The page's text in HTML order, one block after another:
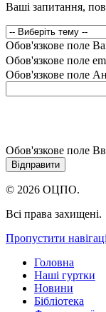
Ваші запитання,
Обов'язкове поле
Обов'язкове поле
Обов'язкове поле
Обов'язкове поле
© 2026 ОЦПО.
Всі права захищені.
Пропустити
Головна
Наші гуртки
Новини
Бібліотека